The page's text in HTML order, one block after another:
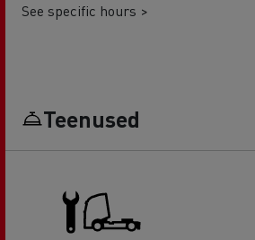
See specific hours >
Teenused